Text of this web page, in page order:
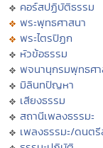
คอร์สปฏิบัติธรรม
พระพุทธศาสนา
พระไตรปิฏก
หัวข้อธรรม
พจนานุกรมพุทธศ
มิลินทปัญหา
เสียงธรรม
สถานีเพลงธรรมะ
เพลงธรรมะ/ดนต